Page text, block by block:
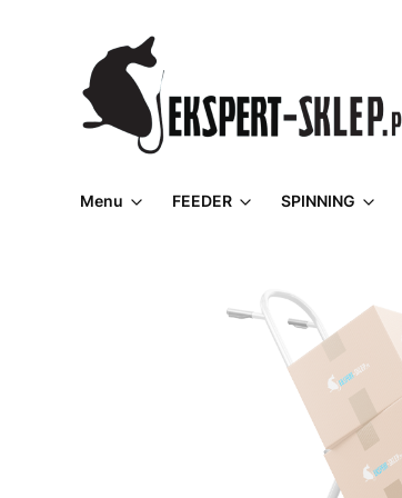
Menu FEEDER SPINNING